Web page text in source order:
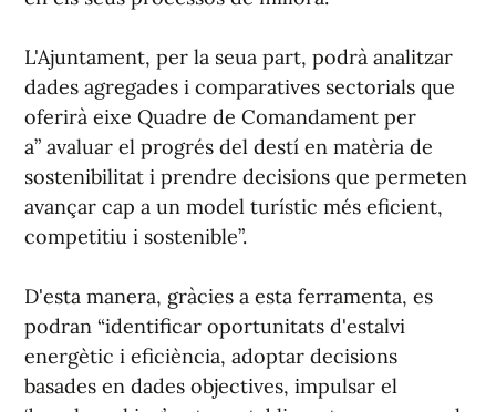
L'Ajuntament, per la seua part, podrà analitzar
dades agregades i comparatives sectorials que
oferirà eixe Quadre de Comandament per
a” avaluar el progrés del destí en matèria de
sostenibilitat i prendre decisions que permeten
avançar cap a un model turístic més eficient,
competitiu i sostenible”.
D'esta manera, gràcies a esta ferramenta, es
podran “identificar oportunitats d'estalvi
energètic i eficiència, adoptar decisions
basades en dades objectives, impulsar el